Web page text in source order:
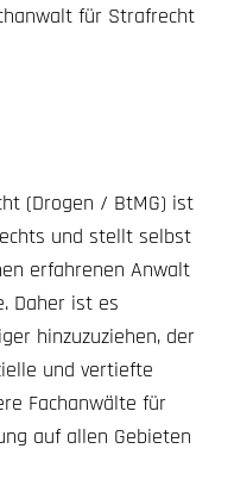
für Strafrecht
(Drogen / BtMG) ist
und stellt selbst
erfahrenen Anwalt
Daher ist es
hinzuzuziehen, der
und vertiefte
Fachanwälte für
auf allen Gebieten